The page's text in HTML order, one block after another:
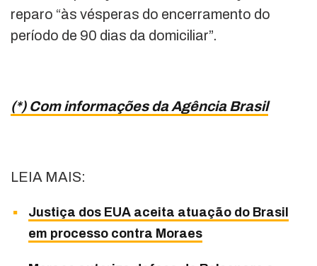
reparo “às vésperas do encerramento do
período de 90 dias da domiciliar”.
(*) Com informações da Agência Brasil
LEIA MAIS:
Justiça dos EUA aceita atuação do Brasil
em processo contra Moraes